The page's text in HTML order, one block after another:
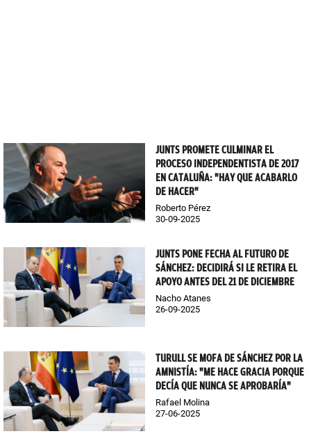
JUNTS PROMETE CULMINAR EL
PROCESO INDEPENDENTISTA DE 2017
EN CATALUÑA: "HAY QUE ACABARLO
DE HACER"
Roberto Pérez
30-09-2025
JUNTS PONE FECHA AL FUTURO DE
SÁNCHEZ: DECIDIRÁ SI LE RETIRA EL
APOYO ANTES DEL 21 DE DICIEMBRE
Nacho Atanes
26-09-2025
TURULL SE MOFA DE SÁNCHEZ POR LA
AMNISTÍA: "ME HACE GRACIA PORQUE
DECÍA QUE NUNCA SE APROBARÍA"
Rafael Molina
27-06-2025